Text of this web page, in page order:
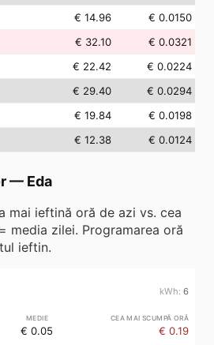
€ 14.96
€ 0.0150
€ 32.10
€ 0.0321
€ 22.42
€ 0.0224
€ 29.40
€ 0.0294
€ 19.84
€ 0.0198
€ 12.38 € 0.0124
— Eda
mai ieftină oră de azi vs. cea
media zilei. Programarea oră
ieftin.
6
€ 0.05 € 0.19